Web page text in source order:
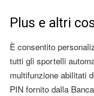
Plus e altri
È consentito
tutti gli sportelli
multifunzione abilitati
PIN fornito dalla